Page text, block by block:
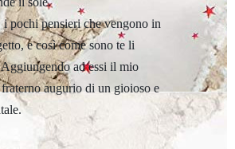
pochi pensieri che vengono in
e così come sono te li
Aggiungendo ad essi il mio
augurio di un gioioso e